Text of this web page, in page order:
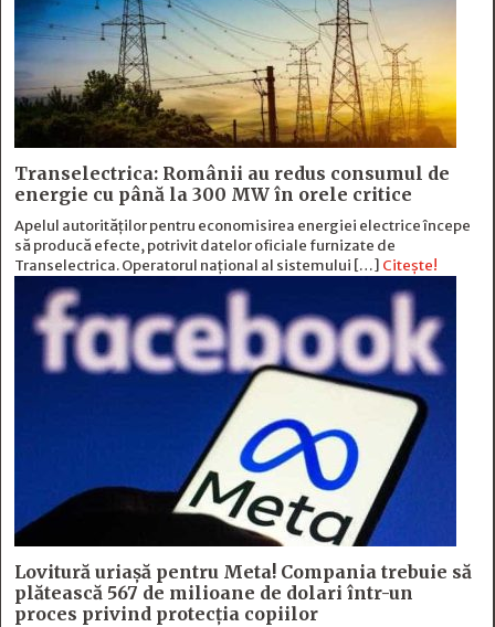
Transelectrica: Românii au redus consumul de
energie cu până la 300 MW în orele critice
Apelul autorităților pentru economisirea energiei electrice începe
să producă efecte, potrivit datelor oficiale furnizate de
Transelectrica. Operatorul național al sistemului […] Citește!
Lovitură uriașă pentru Meta! Compania trebuie să
plătească 567 de milioane de dolari într-un
proces privind protecția copiilor